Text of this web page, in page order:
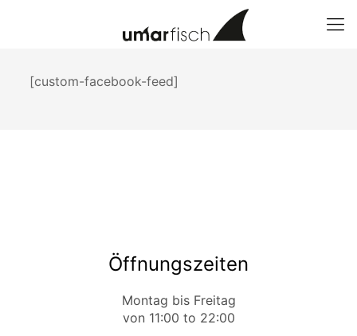
[custom-facebook-feed]
Öffnungszeiten
Montag bis Freitag
von 11:00 to 22:00